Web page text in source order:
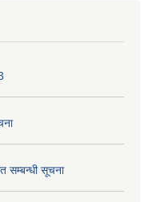
सम्बन्धी सूचना